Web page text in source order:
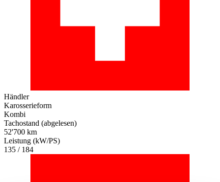
Händler
Karosserieform
Kombi
Tachostand (abgelesen)
52'700 km
Leistung (kW/PS)
135 / 184